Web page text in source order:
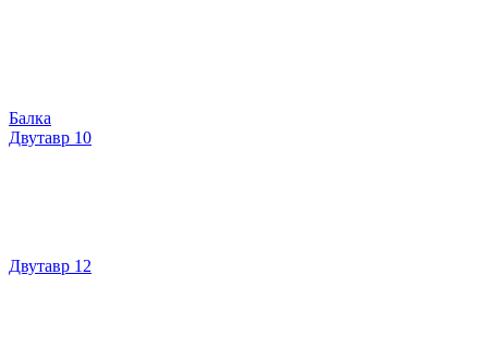
Балка
Двутавр 10
Двутавр 12